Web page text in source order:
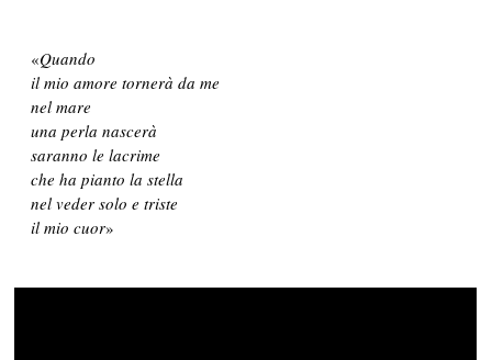
«Quando
il mio amore tornerà da me
nel mare
una perla nascerà
saranno le lacrime
che ha pianto la stella
nel veder solo e triste
il mio cuor»